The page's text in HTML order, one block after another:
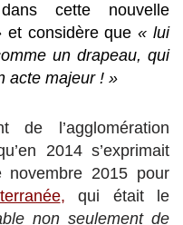
cette nouvelle
et considère que « lui
un drapeau, qui
acte majeur ! »
de l’agglomération
2014 s’exprimait
2015 pour
, qui était le
non seulement de